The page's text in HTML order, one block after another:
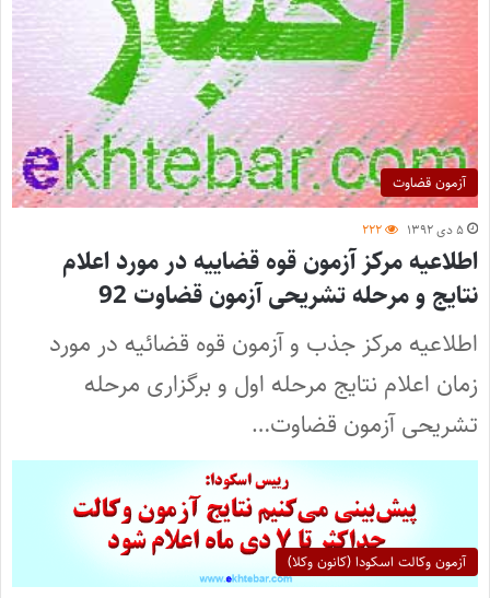
آزمون قضاوت
۵ دی ۱۳۹۲ ۲۲۲
اطلاعیه مرکز آزمون قوه قضاییه در مورد اعلام
نتایج و مرحله تشریحی آزمون قضاوت 92
اطلاعیه مرکز جذب و آزمون قوه قضائیه در مورد
زمان اعلام نتایج مرحله اول و برگزاری مرحله
تشریحی آزمون قضاوت…
آزمون وکالت اسکودا (کانون وکلا)